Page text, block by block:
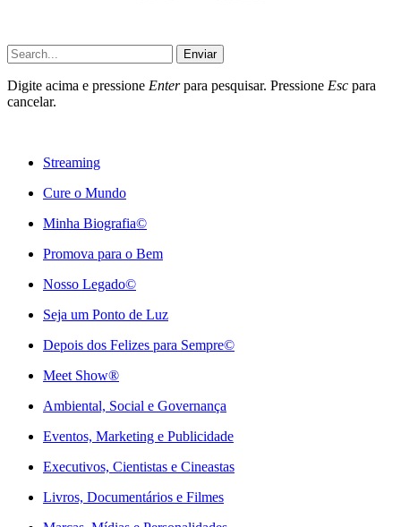
Enviar
Digite acima e pressione Enterpara pesquisar. Pressione Esc para
cancelar.
Streaming
Cure o Mundo
Minha Biografia©
Promova para o Bem
Nosso Legado©
Seja um Ponto de Luz
Depois dos Felizes para Sempre©️
Meet Show®
Ambiental, Social e Governança
Eventos, Marketing e Publicidade
Executivos, Cientistas e Cineastas
⁠Livros, Documentários e Filmes